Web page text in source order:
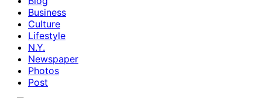
Business
Culture
Lifestyle
N.Y.
Newspaper
Photos
Post